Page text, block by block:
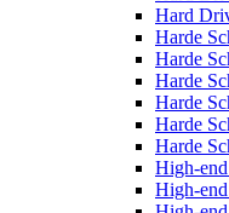
Hard
Harde
Harde
Harde
Harde
Harde
Harde
High-
High-